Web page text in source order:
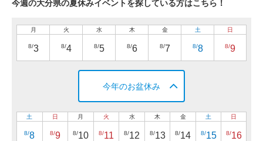
今週の大分県の夏休みイベントを探している方はこちら！
月
8/3
火
8/4
水
8/5
木
8/6
金
8/7
土
8/8
日
8/9
今年のお盆休み
土
8/8
日
8/9
月
8/10
火
8/11
水
8/12
木
8/13
金
8/14
土
8/15
日
8/16